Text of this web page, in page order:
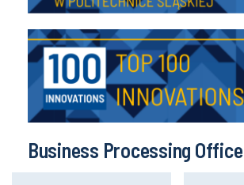
Business Processing Office